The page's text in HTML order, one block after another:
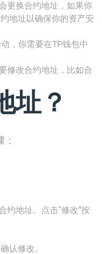
更换合约地址，如果你
地址以确保你的资产安
，你需要在TP钱包中
修改合约地址，比如合
址？
约地址。点击“修改”按
认修改。